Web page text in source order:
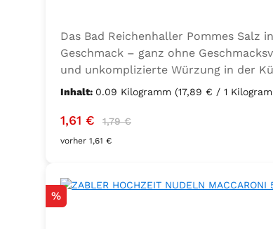
Das Bad Reichenhaller Pommes
Geschmack – ganz ohne
und unkomplizierte Würzung in der
Trennmittel Calciumsalze der
Inhalt: 0.09 Kilogramm (17,89 € / 1
Verkaufspreis:
1,61 € Regulärer Preis:
1,79 €
vorher 1,61 €
Rabatt
%